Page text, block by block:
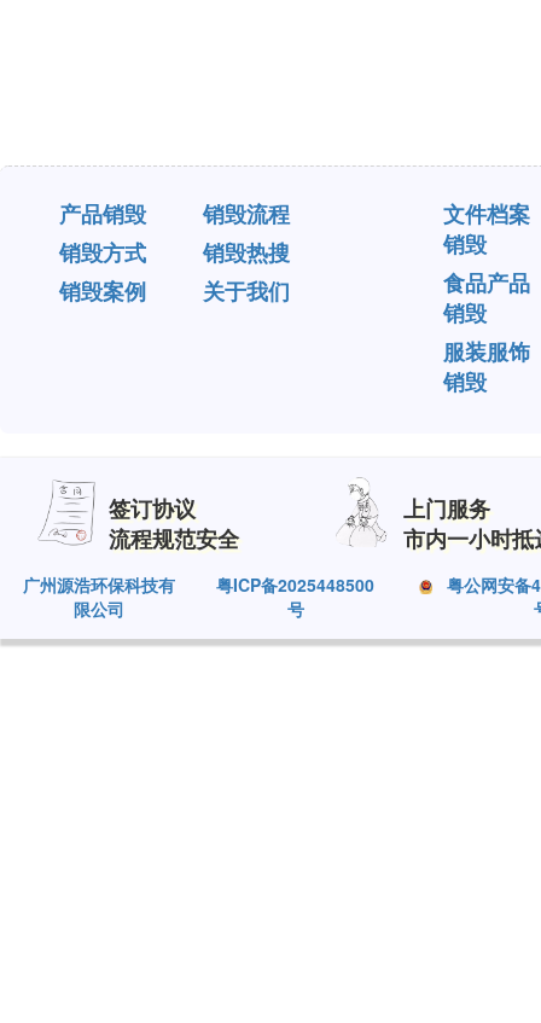
产品销毁
销毁流程
销毁方式
销毁热搜
销毁案例
关于我们
文件档案
销毁
食品产品
销毁
服装服饰
销毁
签订协议
流程规范安全
上门服务
市内一小时抵
广州源浩环保科技有
限公司
粤ICP备2025448500
号
粤公网安备